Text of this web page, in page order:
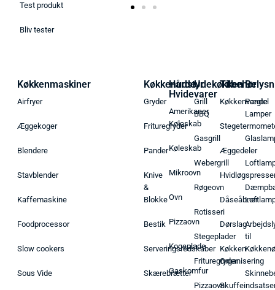
Test produkt
Bliv tester
Køkkenmaskiner
Airfryer
Æggekoger
Blendere
Stavblender
Kaffemaskine
Foodprocessor
Slow cookers
Sous Vide
Køkkenudstyr
Gryder
Frituregryder
Pander
Knive
&
Blokke
Bestik
Serveringsredskaber
Skærebrætter
Hårde
Hvidevarer
Amerikaner
Køleskab
Køleskab
Mikroovn
Ovn
Pizzaovn
Kogeplade
Gaskomfur
Udekøkken
Grill
BBQ
Gasgrill
Webergrill
Røgeovn
Rotisseri
Stegeplader
Frituregryder
Pizzaovn
Tilbehør
Køkkenvægte
Æggedeler
Dåseåbner
Dørslag
Køkken
Organisering
Pendel
Lamper
til